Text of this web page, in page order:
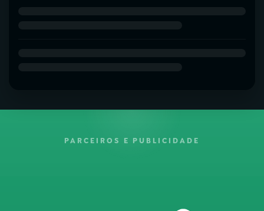
PARCEIROS E PUBLICIDADE